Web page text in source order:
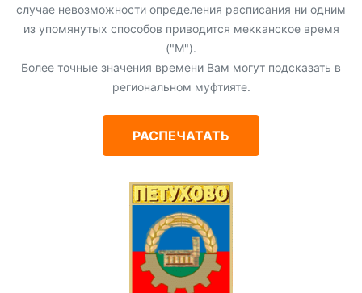
случае невозможности определения расписания ни одним
из упомянутых способов приводится мекканское время
("М").
Более точные значения времени Вам могут подсказать в
региональном муфтияте.
РАСПЕЧАТАТЬ